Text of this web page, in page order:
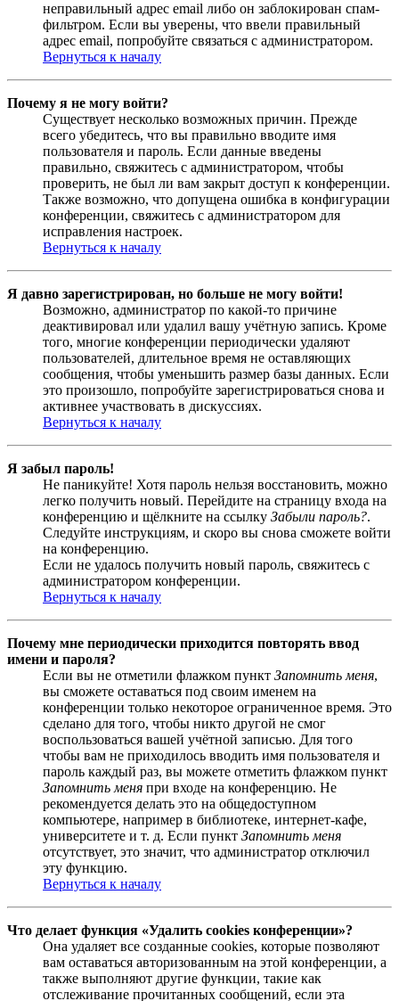
неправильный адрес email либо он заблокирован спам-
фильтром. Если вы уверены, что ввели правильный
адрес email, попробуйте связаться с администратором.
Вернуться к началу
Почему я не могу войти?
Существует несколько возможных причин. Прежде
всего убедитесь, что вы правильно вводите имя
пользователя и пароль. Если данные введены
правильно, свяжитесь с администратором, чтобы
проверить, не был ли вам закрыт доступ к конференции.
Также возможно, что допущена ошибка в конфигурации
конференции, свяжитесь с администратором для
исправления настроек.
Вернуться к началу
Я давно зарегистрирован, но больше не могу войти!
Возможно, администратор по какой-то причине
деактивировал или удалил вашу учётную запись. Кроме
того, многие конференции периодически удаляют
пользователей, длительное время не оставляющих
сообщения, чтобы уменьшить размер базы данных. Если
это произошло, попробуйте зарегистрироваться снова и
активнее участвовать в дискуссиях.
Вернуться к началу
Я забыл пароль!
Не паникуйте! Хотя пароль нельзя восстановить, можно
легко получить новый. Перейдите на страницу входа на
конференцию и щёлкните на ссылку Забыли пароль?.
Следуйте инструкциям, и скоро вы снова сможете войти
на конференцию.
Если не удалось получить новый пароль, свяжитесь с
администратором конференции.
Вернуться к началу
Почему мне периодически приходится повторять ввод
имени и пароля?
Если вы не отметили флажком пункт Запомнить меня,
вы сможете оставаться под своим именем на
конференции только некоторое ограниченное время. Это
сделано для того, чтобы никто другой не смог
воспользоваться вашей учётной записью. Для того
чтобы вам не приходилось вводить имя пользователя и
пароль каждый раз, вы можете отметить флажком пункт
Запомнить меня при входе на конференцию. Не
рекомендуется делать это на общедоступном
компьютере, например в библиотеке, интернет-кафе,
университете и т. д. Если пункт Запомнить меня
отсутствует, это значит, что администратор отключил
эту функцию.
Вернуться к началу
Что делает функция «Удалить cookies конференции»?
Она удаляет все созданные cookies, которые позволяют
вам оставаться авторизованным на этой конференции, а
также выполняют другие функции, такие как
отслеживание прочитанных сообщений, если эта